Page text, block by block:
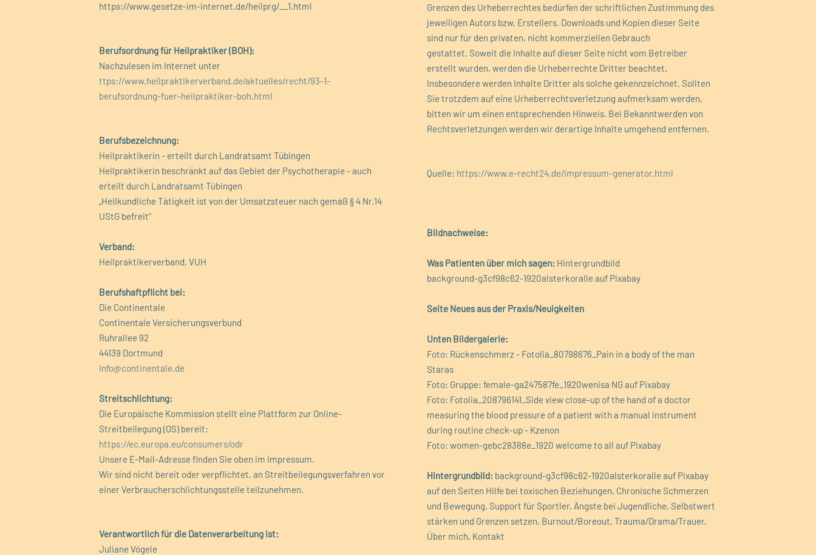
https://www.gesetze-im-internet.de/heilprg/__1.html
Berufsordnung für Heilpraktiker (BOH):
Nachzulesen im Internet unter
ttps://www.heilpraktikerverband.de/aktuelles/recht/93-1-
berufsordnung-fuer-heilpraktiker-boh.html
Berufsbezeichnung:
Heilpraktikerin - erteilt durch Landratsamt Tübingen
Heilpraktikerin beschränkt auf das Gebiet der Psychotherapie - auch
erteilt durch Landratsamt Tübingen
„Heilkundliche Tätigkeit ist von der Umsatzsteuer nach gemäß § 4 Nr.14
UStG befreit“
Verband:
Heilpraktikerverband, VUH
Berufshaftpflicht bei:
Die Continentale
Continentale Versicherungsverbund
Ruhrallee 92
44139 Dortmund
info@continentale.de
Streitschlichtung:
Die Europäische Kommission stellt eine Plattform zur Online-
Streitbeilegung (OS) bereit:
https://ec.europa.eu/consumers/odr
Unsere E-Mail-Adresse finden Sie oben im Impressum.
Wir sind nicht bereit oder verpflichtet, an Streitbeilegungsverfahren vor
einer Verbraucherschlichtungsstelle teilzunehmen.
Verantwortlich für die Datenverarbeitung ist:
Juliane Vögele
Grenzen des Urheberrechtes bedürfen der schriftlichen Zustimmung des
jeweiligen Autors bzw. Erstellers. Downloads und Kopien dieser Seite
sind nur für den privaten, nicht kommerziellen Gebrauch
gestattet. Soweit die Inhalte auf dieser Seite nicht vom Betreiber
erstellt wurden, werden die Urheberrechte Dritter beachtet.
Insbesondere werden Inhalte Dritter als solche gekennzeichnet. Sollten
Sie trotzdem auf eine Urheberrechtsverletzung aufmerksam werden,
bitten wir um einen entsprechenden Hinweis. Bei Bekanntwerden von
Rechtsverletzungen werden wir derartige Inhalte umgehend entfernen.
Quelle: https://www.e-recht24.de/impressum-generator.html
Bildnachweise:
Was Patienten über mich sagen: Hintergrundbild
background-g3cf98c62-1920alsterkoralle auf Pixabay
Seite Neues aus der Praxis/Neuigkeiten
Unten Bildergalerie:
Foto: Rückenschmerz - Fotolia_80798676_Pain in a body of the man
Staras
Foto: Gruppe: female-ga247587fe_1920wenisa NG auf Pixabay
Foto: Fotolia_208796141_Side view close-up of the hand of a doctor
measuring the blood pressure of a patient with a manual instrument
during routine check-up - Kzenon
Foto: women-gebc28388e_1920 welcome to all auf Pixabay
Hintergrundbild: background-g3cf98c62-1920alsterkoralle auf Pixabay
auf den Seiten Hilfe bei toxischen Beziehungen, Chronische Schmerzen
und Bewegung, Support für Sportler, Ängste bei Jugendliche, Selbstwert
stärken und Grenzen setzen, Burnout/Boreout, Trauma/Drama/Trauer,
Über mich, Kontakt